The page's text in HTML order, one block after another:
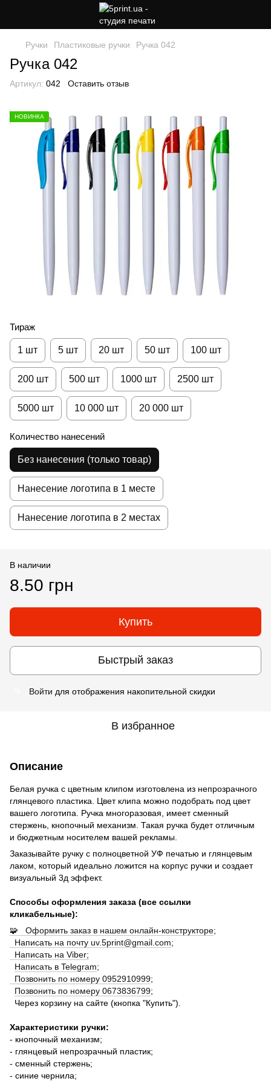
Ручки Пластиковые ручки Ручка 042
Ручка 042
Артикул: 042 Оставить отзыв
НОВИНКА
Тираж
1 шт 5 шт 20 шт 50 шт 100 шт
200 шт 500 шт 1000 шт 2500 шт
5000 шт 10 000 шт 20 000 шт
Количество нанесений
Без нанесения (только товар)
Нанесение логотипа в 1 месте
Нанесение логотипа в 2 местах
В наличии
8.50 грн
Купить
Быстрый заказ
Войти для отображения накопительной скидки
В избранное
Описание
Белая ручка с цветным клипом изготовлена из непрозрачного
глянцевого пластика. Цвет клипа можно подобрать под цвет
вашего логотипа. Ручка многоразовая, имеет сменный
стержень, кнопочный механизм. Такая ручка будет отличным
и бюджетным носителем вашей рекламы.
Заказывайте ручку с полноцветной УФ печатью и глянцевым
лаком, который идеально ложится на корпус ручки и создает
визуальный 3д эффект.
Способы оформления заказа (все ссылки
кликабельные):
🧩 Оформить заказ в нашем онлайн-конструкторе;
Написать на почту uv.5print@gmail.com;
Написать на Viber;
Написать в Telegram;
Позвонить по номеру 0952910999;
Позвонить по номеру 0673836799;
Через корзину на сайте (кнопка "Купить").
Характеристики ручки:
- кнопочный механизм;
- глянцевый непрозрачный пластик;
- сменный стержень;
- синие чернила;